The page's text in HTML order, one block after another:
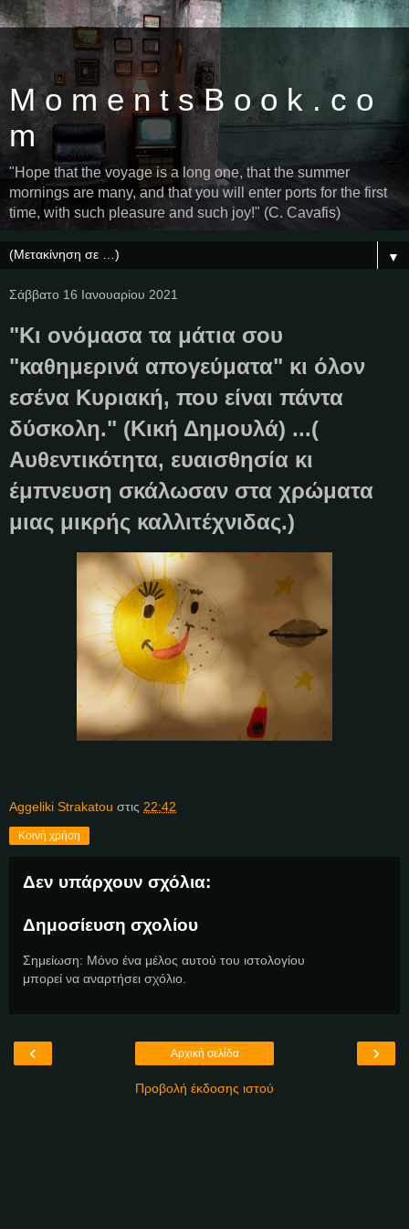
M o m e n t s B o o k . c o
m
"Hope that the voyage is a long one, that the summer
mornings are many, and that you will enter ports for the first
time, with such pleasure and such joy!" (C. Cavafis)
▼
Σάββατο 16 Ιανουαρίου 2021
"Κι ονόμασα τα μάτια σου
"καθημερινά απογεύματα" κι όλον
εσένα Κυριακή, που είναι πάντα
δύσκολη." (Κική Δημουλά) ...(
Αυθεντικότητα, ευαισθησία κι
έμπνευση σκάλωσαν στα χρώματα
μιας μικρής καλλιτέχνιδας.)
Aggeliki Strakatou στις 22:42
Κοινή χρήση
Δεν υπάρχουν σχόλια:
Δημοσίευση σχολίου
Σημείωση: Μόνο ένα μέλος αυτού του ιστολογίου
μπορεί να αναρτήσει σχόλιο.
‹ ›
Αρχική σελίδα
Προβολή έκδοσης ιστού